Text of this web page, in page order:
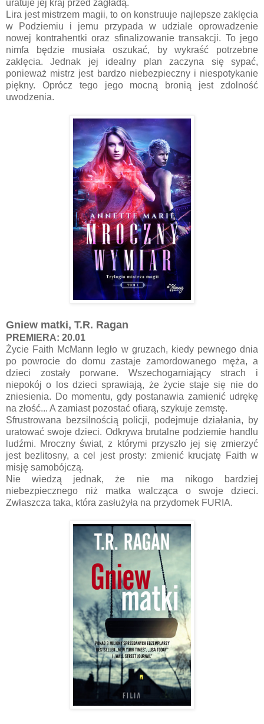
uratuje jej kraj przed zagładą.
Lira jest mistrzem magii, to on konstruuje najlepsze zaklęcia
w Podziemiu i jemu przypada w udziale oprowadzenie
nowej kontrahentki oraz sfinalizowanie transakcji. To jego
nimfa będzie musiała oszukać, by wykraść potrzebne
zaklęcia. Jednak jej idealny plan zaczyna się sypać,
ponieważ mistrz jest bardzo niebezpieczny i niespotykanie
piękny. Oprócz tego jego mocną bronią jest zdolność
uwodzenia.
Gniew matki, T.R. Ragan
PREMIERA: 20.01
Życie Faith McMann legło w gruzach, kiedy pewnego dnia
po powrocie do domu zastaje zamordowanego męża, a
dzieci zostały porwane. Wszechogarniający strach i
niepokój o los dzieci sprawiają, że życie staje się nie do
zniesienia. Do momentu, gdy postanawia zamienić udrękę
na złość... A zamiast pozostać ofiarą, szykuje zemstę.
Sfrustrowana bezsilnością policji, podejmuje działania, by
uratować swoje dzieci. Odkrywa brutalne podziemie handlu
ludźmi. Mroczny świat, z którymi przyszło jej się zmierzyć
jest bezlitosny, a cel jest prosty: zmienić krucjatę Faith w
misję samobójczą.
Nie wiedzą jednak, że nie ma nikogo bardziej
niebezpiecznego niż matka walcząca o swoje dzieci.
Zwłaszcza taka, która zasłużyła na przydomek FURIA.